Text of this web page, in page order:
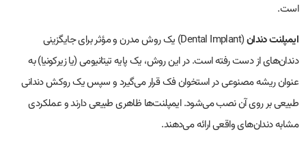
است.
ایمپلنت دندان
(Dental Implant) یک روش مدرن و مؤثر برای جایگزینی
دندان‌های از دست رفته است. در این روش، یک پایه تیتانیومی (یا زیرکونیا) به
عنوان ریشه مصنوعی در استخوان فک قرار می‌گیرد و سپس یک روکش دندانی
طبیعی بر روی آن نصب می‌شود. ایمپلنت‌ها ظاهری طبیعی دارند و عملکردی
مشابه دندان‌های واقعی ارائه می‌دهند.